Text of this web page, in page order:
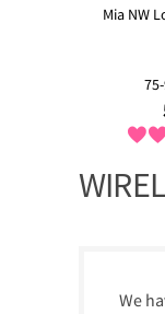
Mia NW
We